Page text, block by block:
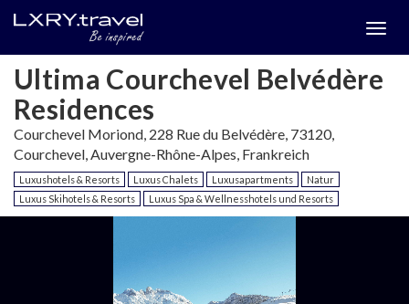
Ultima Courchevel Belvédère
Residences
Courchevel Moriond, 228 Rue du Belvédère, 73120,
Courchevel, Auvergne-Rhône-Alpes, Frankreich
Luxushotels & Resorts Luxus Chalets Luxusapartments
Natur
Luxus Skihotels & Resorts
Luxus Spa & Wellnesshotels und Resorts